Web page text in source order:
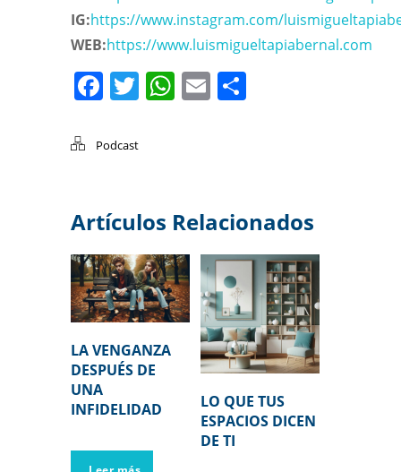
IG:https://www.instagram.com/
WEB:https://www.luismigueltapiabernal.com
Facebook
Twitter
WhatsApp
Email
Podcast
Artículos Relacionados
LA VENGANZA
DESPUÉS DE
UNA
INFIDELIDAD
LO QUE TUS
ESPACIOS DICEN
DE TI